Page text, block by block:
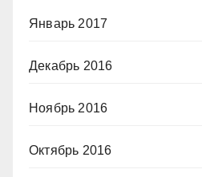
Январь 2017
Декабрь 2016
Ноябрь 2016
Октябрь 2016